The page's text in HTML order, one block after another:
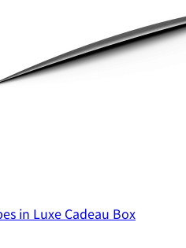
in Luxe Cadeau Box